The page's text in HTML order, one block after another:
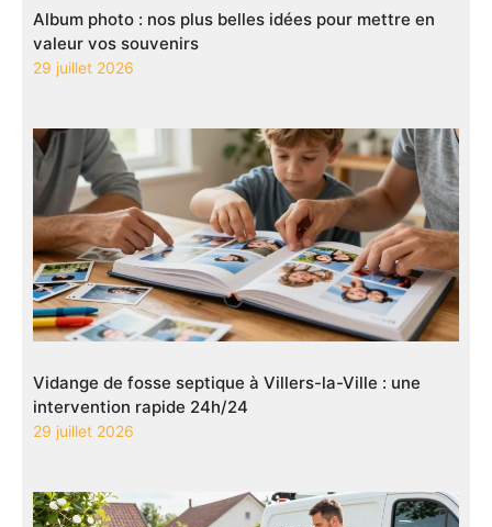
Album photo : nos plus belles idées pour mettre en
valeur vos souvenirs
29 juillet 2026
Vidange de fosse septique à Villers-la-Ville : une
intervention rapide 24h/24
29 juillet 2026